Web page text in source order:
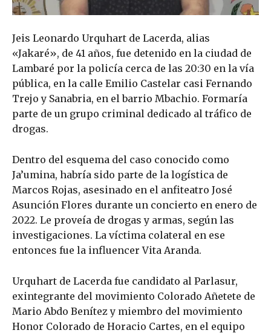
Jeis Leonardo Urquhart de Lacerda, alias
«Jakaré», de 41 años, fue detenido en la ciudad de
Lambaré por la policía cerca de las 20:30 en la vía
pública, en la calle Emilio Castelar casi Fernando
Trejo y Sanabria, en el barrio Mbachio. Formaría
parte de un grupo criminal dedicado al tráfico de
drogas.
Dentro del esquema del caso conocido como
Ja’umina, habría sido parte de la logística de
Marcos Rojas, asesinado en el anfiteatro José
Asunción Flores durante un concierto en enero de
2022. Le proveía de drogas y armas, según las
investigaciones. La víctima colateral en ese
entonces fue la influencer Vita Aranda.
Urquhart de Lacerda fue candidato al Parlasur,
exintegrante del movimiento Colorado Añetete de
Mario Abdo Benítez y miembro del movimiento
Honor Colorado de Horacio Cartes, en el equipo